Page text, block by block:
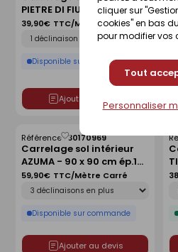
cliquer sur
cookies" en bas
pour modifier vos
Tout
Personnaliser
PIETRE DI FIUME - 30 x 60
cm ép.8,5 mm - grigio
Disponible sur commande
39,90€ TTC/Mètre Carré
Ajouter au devis
liste
Carrelage sol intérieur
AZUMA - 90 x 90 cm ép.10
mm - argento
Référence :30170969
Disponible sur commande
59,90€ TTC/Mètre Carré
Ajouter au devis
Enregistrer
comme
liste